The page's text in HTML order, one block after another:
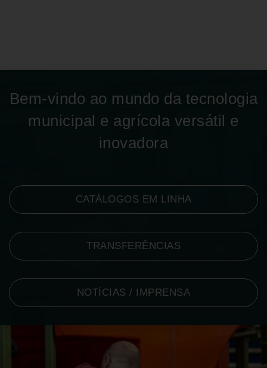
Bem-vindo ao mundo da tecnologia
municipal e agrícola versátil e
inovadora
CATÁLOGOS EM LINHA
TRANSFERÊNCIAS
NOTÍCIAS / IMPRENSA